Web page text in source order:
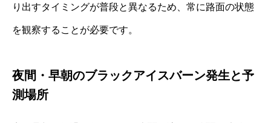
り出すタイミングが普段と異なるため、常に路面の状態
を観察することが必要です。
夜間・早朝のブラックアイスバーン発生と予
測場所